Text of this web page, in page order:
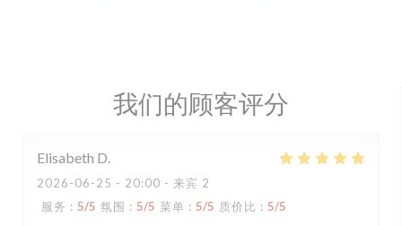
我们的顾客评分
Elisabeth D
2026-06-25 - 20:00 - 来宾 2
服务 : 5/5 氛围 : 5/5 菜单 : 5/5 质价比 : 5/5